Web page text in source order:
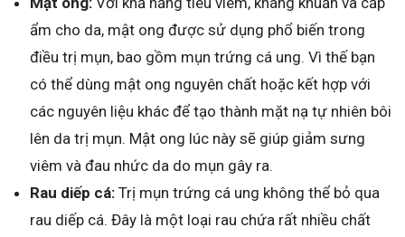
ẩm cho da, mật ong được sử dụng phổ biến trong
điều trị mụn, bao gồm mụn trứng cá ung. Vì thế bạn
có thể dùng mật ong nguyên chất hoặc kết hợp với
các nguyên liệu khác để tạo thành mặt nạ tự nhiên bôi
lên da trị mụn. Mật ong lúc này sẽ giúp giảm sưng
viêm và đau nhức da do mụn gây ra.
Rau diếp cá: Trị mụn trứng cá ung không thể bỏ qua
rau diếp cá. Đây là một loại rau chứa rất nhiều chất